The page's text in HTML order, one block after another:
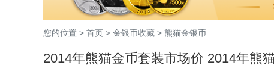
您的位置 > 首页 > 金银币收藏 > 熊猫金银币
2014年熊猫金币套装市场价 2014年熊